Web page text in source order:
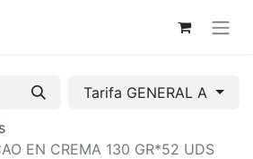
Tarifa GENERAL A
EN CREMA 130 GR*52 UDS